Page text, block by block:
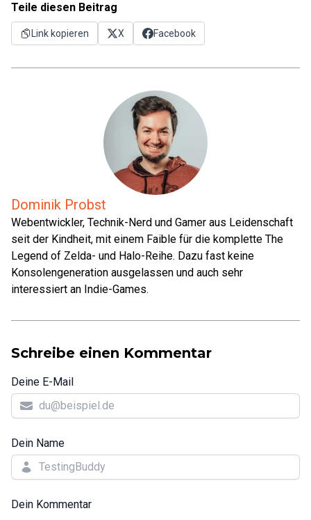
Teile diesen Beitrag
Link kopieren X Facebook
Dominik Probst
Webentwickler, Technik-Nerd und Gamer aus Leidenschaft
seit der Kindheit, mit einem Faible für die komplette The
Legend of Zelda- und Halo-Reihe. Dazu fast keine
Konsolengeneration ausgelassen und auch sehr
interessiert an Indie-Games.
Schreibe einen Kommentar
Deine E-Mail
Dein Name
Dein Kommentar